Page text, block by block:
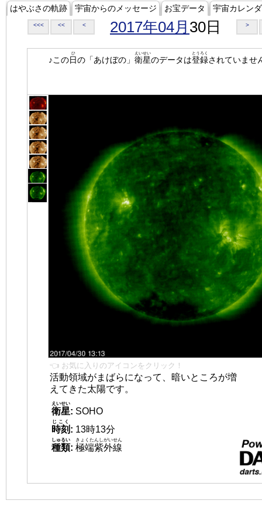
はやぶさの軌跡 宇宙からのメッセージ お宝データ 宇宙カレン
<<< << < 2017年04月 30日 >
♪この日
ひ
の「あけぼの」 衛星
えいせい
のデータは登録
とうろく
されていませ
👈 お気に入りのアイコンをクリック！
活動領域がまばらになって、暗いところが増
えてきた太陽です。
衛星
えいせい
: SOHO
時刻
じこく
: 13時13分
種類
しゅるい
: 極端紫外線
きょくたんしがいせん